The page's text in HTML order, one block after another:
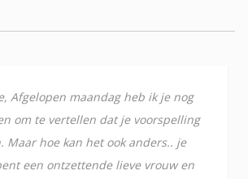
Afgelopen maandag heb ik je nog
om te vertellen dat je voorspelling
Maar hoe kan het ook anders.. je
een ontzettende lieve vrouw en